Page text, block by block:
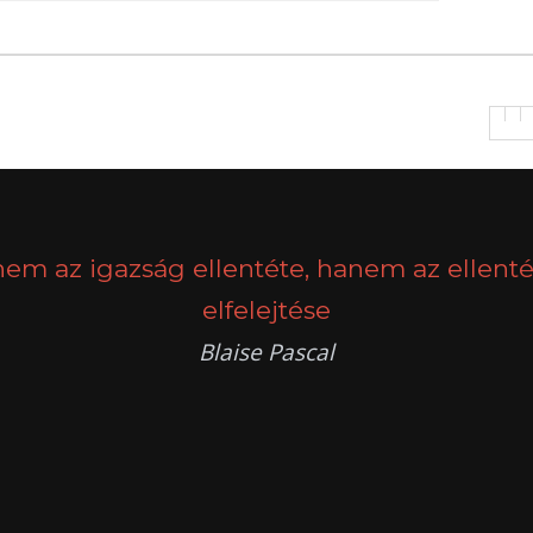
az igazság ellentéte, hanem az
elfelejtése
Blaise Pascal